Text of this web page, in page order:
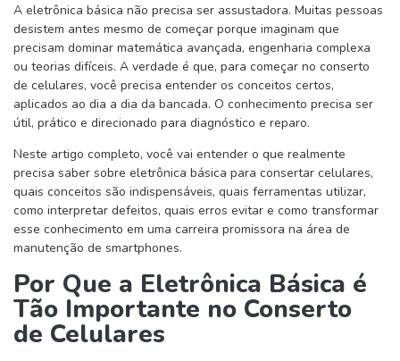
A eletrônica básica não precisa ser assustadora. Muitas pessoas
desistem antes mesmo de começar porque imaginam que
precisam dominar matemática avançada, engenharia complexa
ou teorias difíceis. A verdade é que, para começar no conserto
de celulares, você precisa entender os conceitos certos,
aplicados ao dia a dia da bancada. O conhecimento precisa ser
útil, prático e direcionado para diagnóstico e reparo.
Neste artigo completo, você vai entender o que realmente
precisa saber sobre eletrônica básica para consertar celulares,
quais conceitos são indispensáveis, quais ferramentas utilizar,
como interpretar defeitos, quais erros evitar e como transformar
esse conhecimento em uma carreira promissora na área de
manutenção de smartphones.
Por Que a Eletrônica Básica é
Tão Importante no Conserto
de Celulares